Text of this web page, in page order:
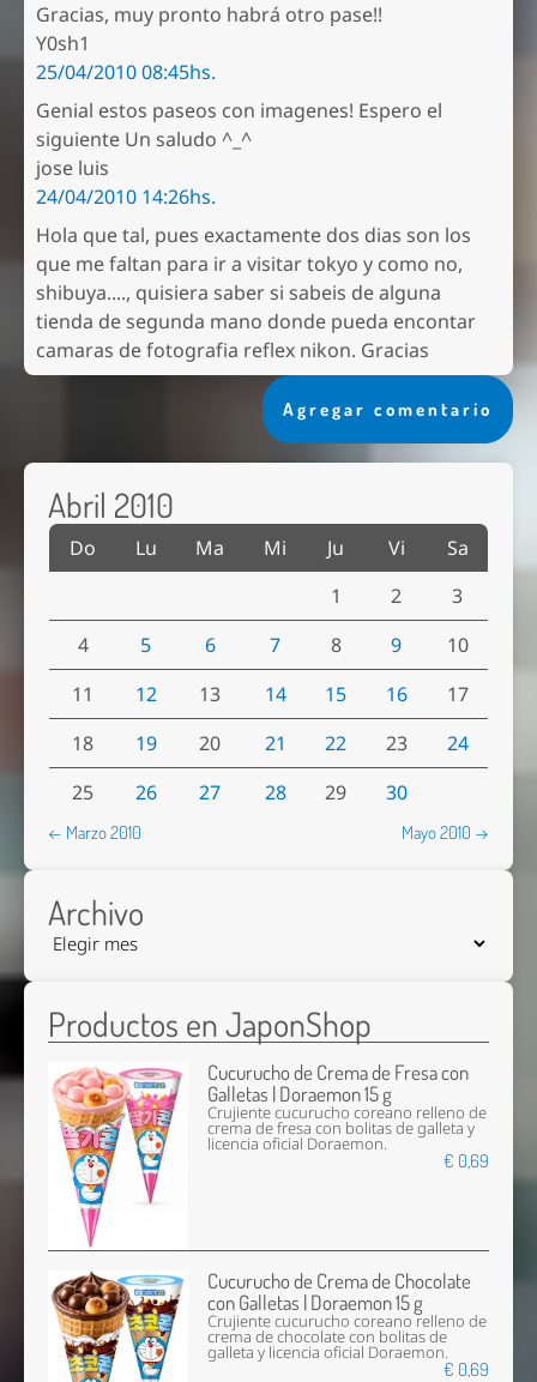
Gracias, muy pronto habrá otro pase!!
Y0sh1
25/04/2010 08:45hs.
Genial estos paseos con imagenes! Espero el
siguiente Un saludo ^_^
jose luis
24/04/2010 14:26hs.
Hola que tal, pues exactamente dos dias son los
que me faltan para ir a visitar tokyo y como no,
shibuya...., quisiera saber si sabeis de alguna
tienda de segunda mano donde pueda encontar
camaras de fotografia reflex nikon. Gracias
Agregar comentario
Abril 2010
Do Lu Ma Mi Ju Vi
Sa
1
2
3
4
5 6 7 8 9
10
11
12 13 14 15 16
17
18
19 20 21 22 23
24
25
26 27 28 29 30
← Marzo 2010 Mayo 2010 →
Archivo
Productos en JaponShop
Cucurucho de Crema de Fresa con
Galletas | Doraemon 15 g
Crujiente cucurucho coreano relleno de
crema de fresa con bolitas de galleta y
licencia oficial Doraemon.
€ 0,69
Cucurucho de Crema de Chocolate
con Galletas | Doraemon 15 g
Crujiente cucurucho coreano relleno de
crema de chocolate con bolitas de
galleta y licencia oficial Doraemon.
€ 0,69